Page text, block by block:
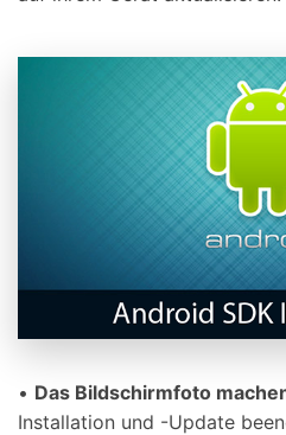
• Das Bildschirmfoto
Installation und -Update